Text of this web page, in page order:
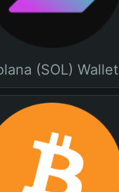
(SOL) Wallet